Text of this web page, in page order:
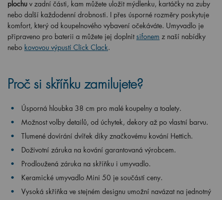
plochu v zadní části, kam můžete uložit mýdlenku, kartáčky na zuby
nebo další každodenní drobnosti. I přes úsporné rozměry poskytuje
komfort, který od koupelnového vybavení očekáváte. Umyvadlo je
připraveno pro baterii a můžete jej doplnitsifonem z naší nabídky
nebo kovovou výpustí Click Clack.
Proč si skříňku zamilujete?
Úsporná hloubka 38 cm pro malé koupelny a toalety.
Možnost volby detailů, od úchytek, dekory až po vlastní barvu.
Tlumené dovírání dvířek díky značkovému kování Hettich.
Doživotní záruka na kování garantovaná výrobcem.
Prodloužená záruka na skříňku i umyvadlo.
Keramické umyvadlo Mini 50 je součástí ceny.
Vysoká skříňka ve stejném designu umožní navázat na jednotný